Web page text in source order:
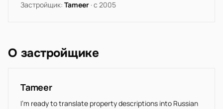
Застройщик: Tameer · с 2005
О застройщике
Tameer
I'm ready to translate property descriptions into Russian